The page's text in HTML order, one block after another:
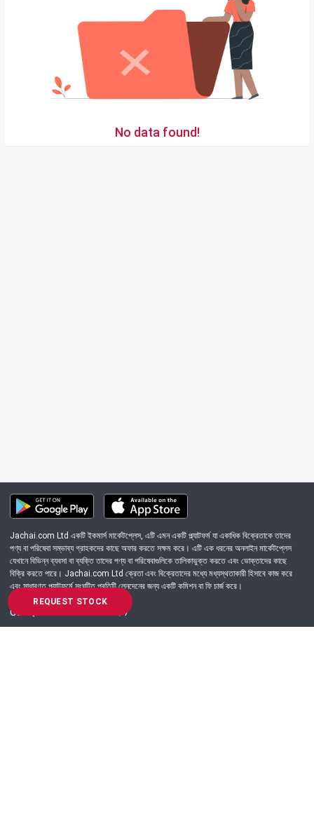
REQUEST STOCK
No data found!
Jachai.com Ltd একটি ইকমার্স মার্কেটপ্লেস, এটি এমন একটি প্ল্যাটফর্ম যা একাধিক বিক্রেতাকে তাদের
পণ্য বা পরিষেবা সম্ভাব্য গ্রাহকদের কাছে অফার করতে সক্ষম করে। এটি এক ধরনের অনলাইন মার্কেটপ্লেস
যেখানে বিভিন্ন ব্যবসা বা ব্যক্তি তাদের পণ্য বা পরিষেবাগুলিকে তালিকাভুক্ত করতে এবং ভোক্তাদের কাছে
বিক্রি করতে পারে। Jachai.com Ltd ক্রেতা এবং বিক্রেতাদের মধ্যে মধ্যস্থতাকারী হিসাবে কাজ করে
এবং সাধারণত প্ল্যাটফর্মে সংঘটিত প্রতিটি লেনদেনের জন্য একটি কমিশন বা ফি চার্জ করে।
Got Question? Call us 24/7